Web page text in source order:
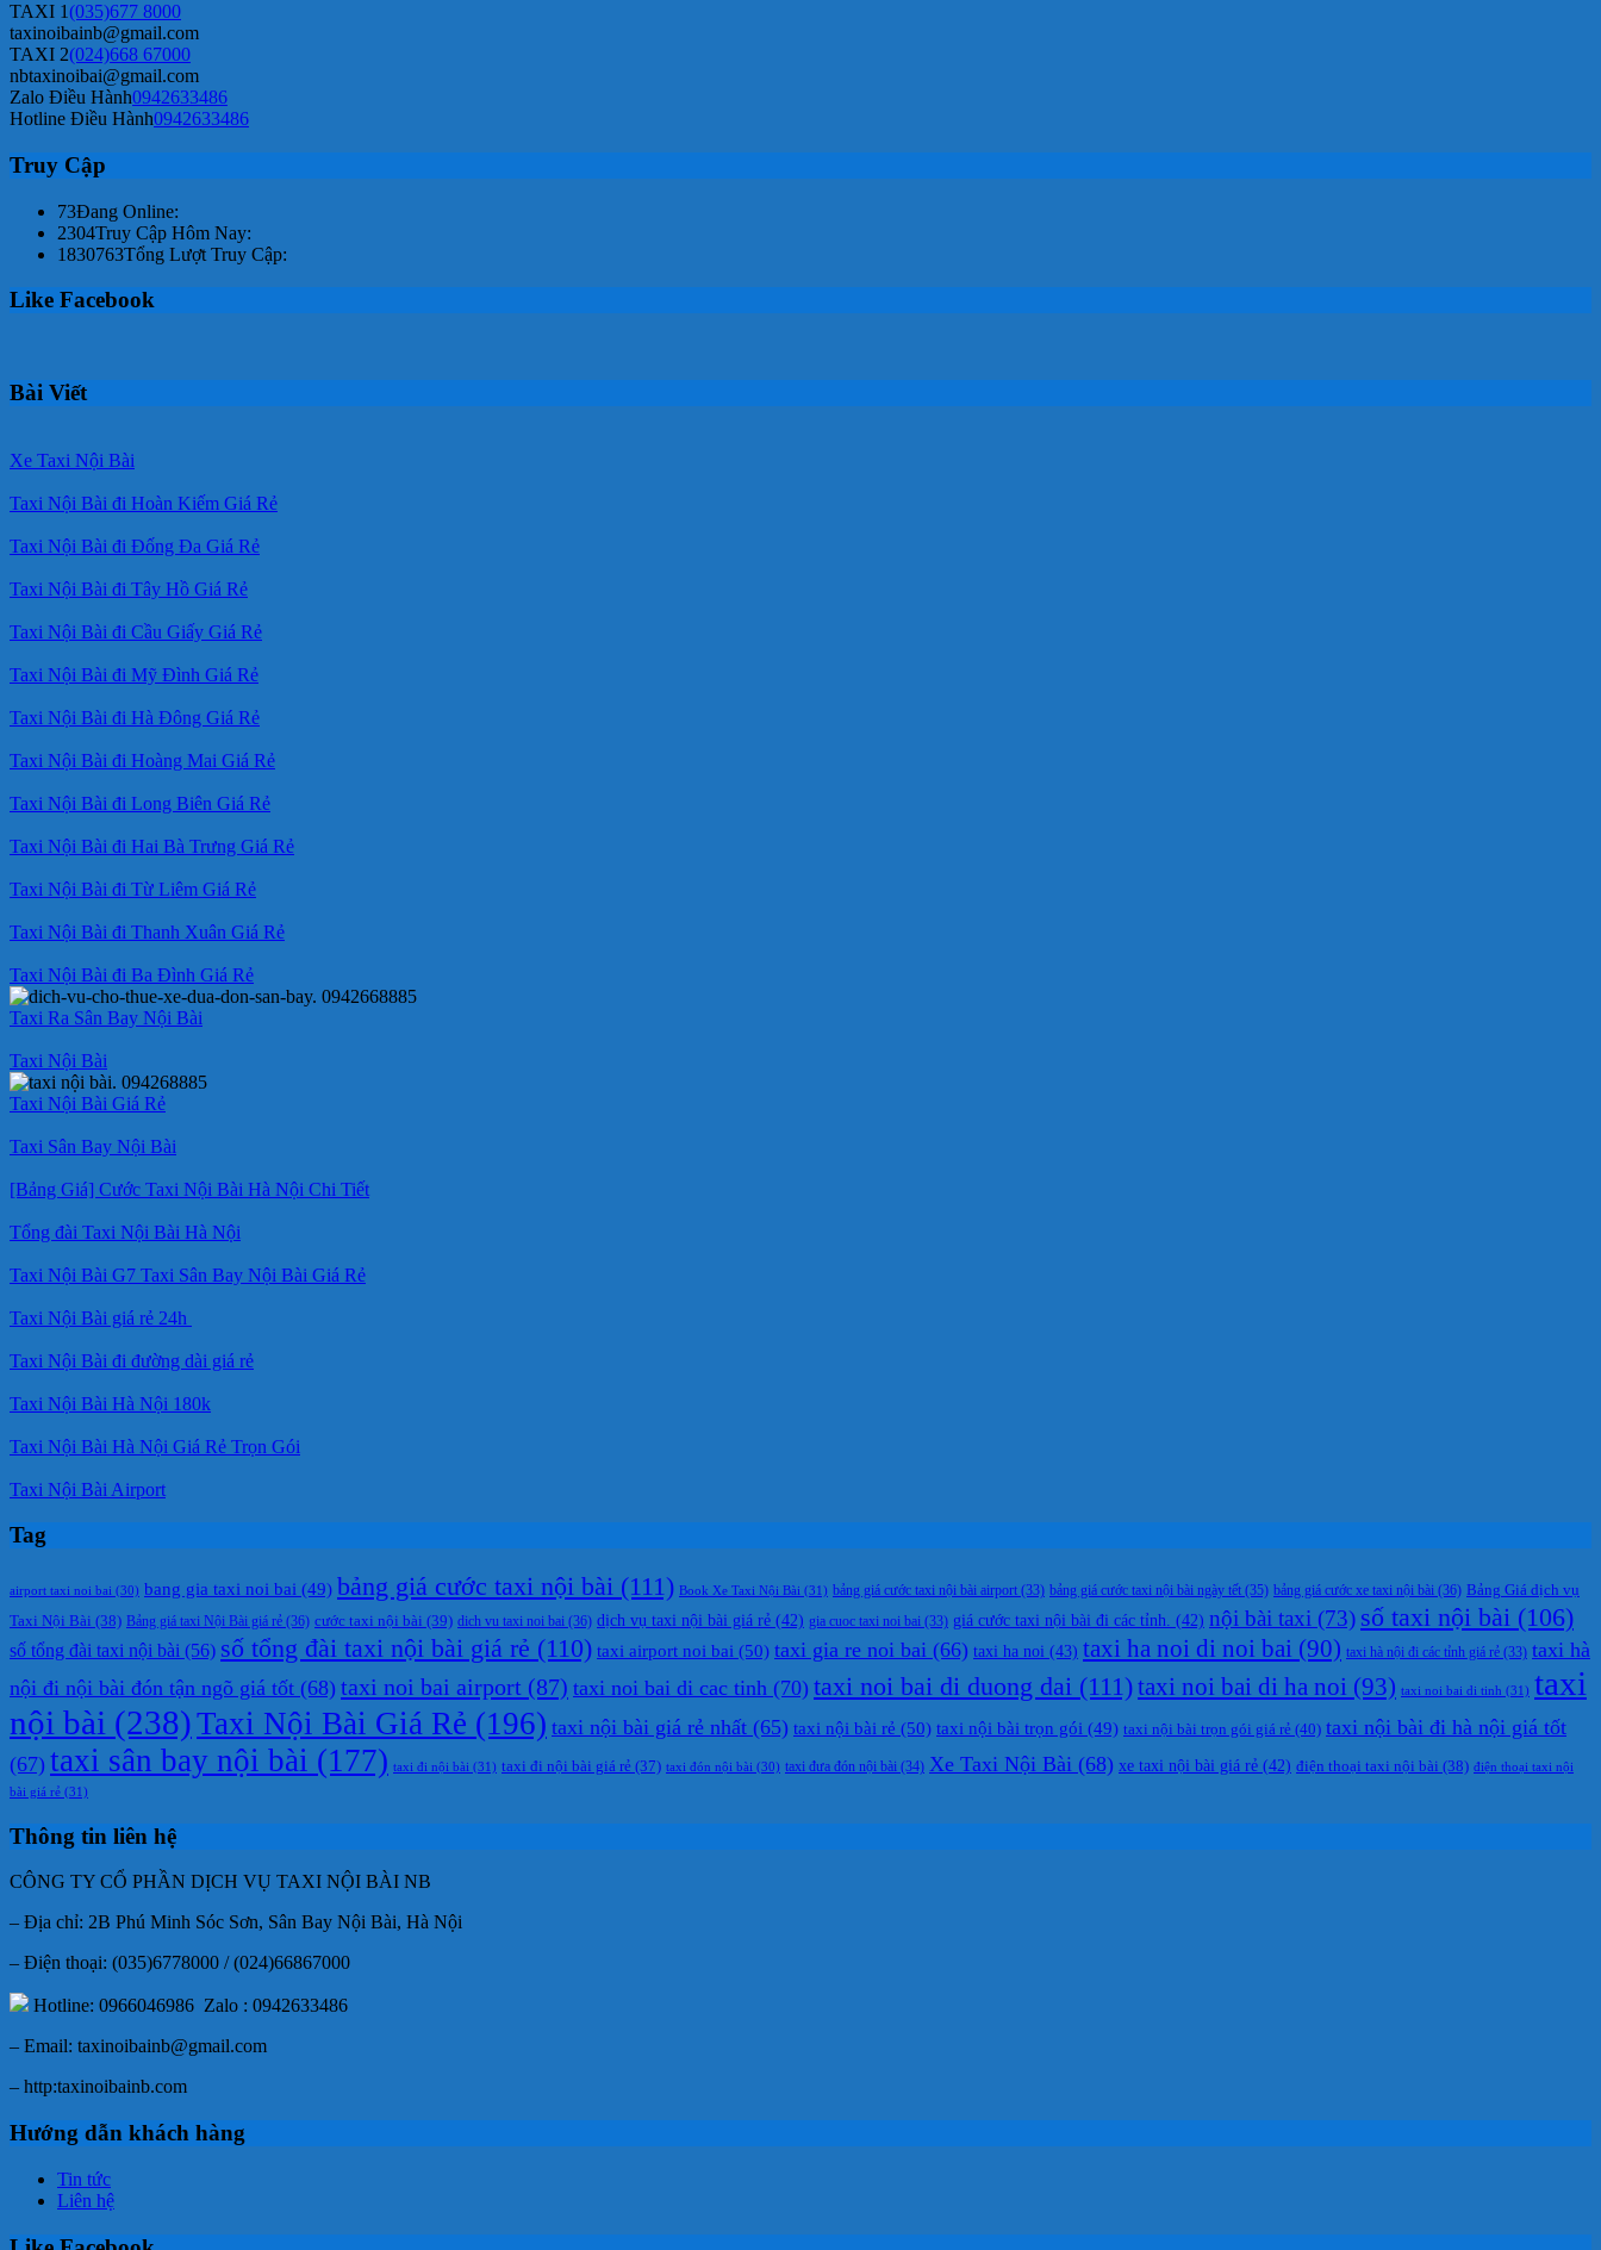
TAXI 1(035)677 8000
taxinoibainb@gmail.com
TAXI 2(024)668 67000
nbtaxinoibai@gmail.com
Zalo Điều Hành0942633486
Hotline Điều Hành0942633486
Truy Cập
73Đang Online:
2304Truy Cập Hôm Nay:
1830763Tổng Lượt Truy Cập:
Like Facebook
Bài Viết
Xe Taxi Nội Bài
Taxi Nội Bài đi Hoàn Kiếm Giá Rẻ
Taxi Nội Bài đi Đống Đa Giá Rẻ
Taxi Nội Bài đi Tây Hồ Giá Rẻ
Taxi Nội Bài đi Cầu Giấy Giá Rẻ
Taxi Nội Bài đi Mỹ Đình Giá Rẻ
Taxi Nội Bài đi Hà Đông Giá Rẻ
Taxi Nội Bài đi Hoàng Mai Giá Rẻ
Taxi Nội Bài đi Long Biên Giá Rẻ
Taxi Nội Bài đi Hai Bà Trưng Giá Rẻ
Taxi Nội Bài đi Từ Liêm Giá Rẻ
Taxi Nội Bài đi Thanh Xuân Giá Rẻ
Taxi Nội Bài đi Ba Đình Giá Rẻ
Taxi Ra Sân Bay Nội Bài
Taxi Nội Bài
Taxi Nội Bài Giá Rẻ
Taxi Sân Bay Nội Bài
[Bảng Giá] Cước Taxi Nội Bài Hà Nội Chi Tiết
Tổng đài Taxi Nội Bài Hà Nội
Taxi Nội Bài G7 Taxi Sân Bay Nội Bài Giá Rẻ
Taxi Nội Bài giá rẻ 24h
Taxi Nội Bài đi đường dài giá rẻ
Taxi Nội Bài Hà Nội 180k
Taxi Nội Bài Hà Nội Giá Rẻ Trọn Gói
Taxi Nội Bài Airport
Tag
airport taxi noi bai (30) bang gia taxi noi bai (49) bảng giá cước taxi nội bài (111) Book Xe Taxi Nội Bài (31) bảng giá cước taxi nội bài airport (33) bảng giá cước taxi nội bài ngày tết (35) bảng giá cước xe taxi nội bài (36) Bảng Giá dịch vụ
Taxi Nội Bài (38) Bảng giá taxi Nội Bài giá rẻ (36) cước taxi nội bài (39) dich vu taxi noi bai (36) dịch vụ taxi nội bài giá rẻ (42) gia cuoc taxi noi bai (33) giá cước taxi nội bài đi các tỉnh. (42) nội bài taxi (73) số taxi nội bài (106)
số tổng đài taxi nội bài (56) số tổng đài taxi nội bài giá rẻ (110) taxi airport noi bai (50) taxi gia re noi bai (66) taxi ha noi (43) taxi ha noi di noi bai (90) taxi hà nội đi các tỉnh giá rẻ (33) taxi hà
nội đi nội bài đón tận ngõ giá tốt (68) taxi noi bai airport (87) taxi noi bai di cac tinh (70) taxi noi bai di duong dai (111)taxi noi bai di ha noi (93) taxi noi bai di tinh (31) taxi
nội bài (238)Taxi Nội Bài Giá Rẻ (196) taxi nội bài giá rẻ nhất (65) taxi nội bài rẻ (50) taxi nội bài trọn gói (49) taxi nội bài trọn gói giá rẻ (40) taxi nội bài đi hà nội giá tốt
(67) taxi sân bay nội bài (177) taxi đi nội bài (31) taxi đi nội bài giá rẻ (37) taxi đón nội bài (30) taxi đưa đón nội bài (34) Xe Taxi Nội Bài (68) xe taxi nội bài giá rẻ (42) điện thoại taxi nội bài (38) điện thoại taxi nội
bài giá rẻ (31)
Thông tin liên hệ
CÔNG TY CỔ PHẦN DỊCH VỤ TAXI NỘI BÀI NB
– Địa chỉ: 2B Phú Minh Sóc Sơn, Sân Bay Nội Bài, Hà Nội
– Điện thoại: (035)6778000 / (024)66867000
Hotline: 0966046986 Zalo : 0942633486
– Email: taxinoibainb@gmail.com
– http:taxinoibainb.com
Hướng dẫn khách hàng
Tin tức
Liên hệ